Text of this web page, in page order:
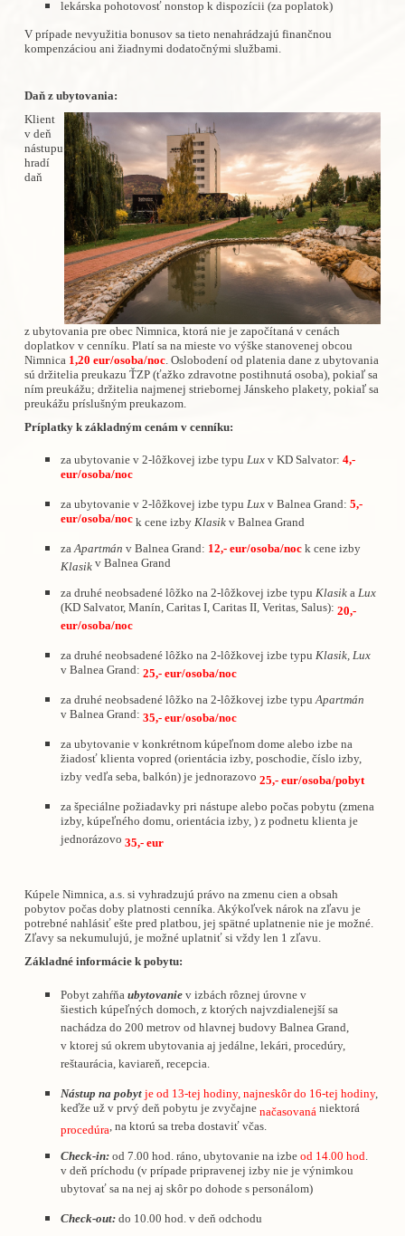
lekárska pohotovosť nonstop k dispozícii (za poplatok)
V prípade nevyužitia bonusov sa tieto nenahrádzajú finančnou
kompenzáciou ani žiadnymi dodatočnými službami.
Daň z ubytovania:
Klient
v deň
nástupu
hradí
daň
z ubytovania pre obec Nimnica, ktorá nie je započítaná v cenách
doplatkov v cenníku. Platí sa na mieste vo výške stanovenej obcou
Nimnica 1,20 eur/osoba/noc. Oslobodení od platenia dane z ubytovania
sú držitelia preukazu ŤZP (ťažko zdravotne postihnutá osoba), pokiaľ sa
ním preukážu; držitelia najmenej striebornej Jánskeho plakety, pokiaľ sa
preukážu príslušným preukazom.
Príplatky k základným cenám v cenníku:
za ubytovanie v 2-lôžkovej izbe typu Lux v KD Salvator: 4,-
eur/osoba/noc
za ubytovanie v 2-lôžkovej izbe typu Lux v Balnea Grand: 5,-
eur/osoba/noc k cene izby Klasikv Balnea Grand
zaApartmán v Balnea Grand: 12,- eur/osoba/noc k cene izby
Klasikv Balnea Grand
za druhé neobsadené lôžko na 2-lôžkovej izbe typu Klasika Lux
(KD Salvator, Manín, Caritas I, Caritas II, Veritas, Salus): 20,-
eur/osoba/noc
za druhé neobsadené lôžko na 2-lôžkovej izbe typu Klasik, Lux
v Balnea Grand: 25,- eur/osoba/noc
za druhé neobsadené lôžko na 2-lôžkovej izbe typuApartmán
v Balnea Grand: 35,- eur/osoba/noc
za ubytovanie v konkrétnom kúpeľnom dome alebo izbe na
žiadosť klienta vopred (orientácia izby, poschodie, číslo izby,
izby vedľa seba, balkón) je jednorazovo 25,- eur/osoba/pobyt
za špeciálne požiadavky pri nástupe alebo počas pobytu (zmena
izby, kúpeľného domu, orientácia izby, ) z podnetu klienta je
jednorázovo 35,- eur
Kúpele Nimnica, a.s. si vyhradzujú právo na zmenu cien a obsah
pobytov počas doby platnosti cenníka. Akýkoľvek nárok na zľavu je
potrebné nahlásiť ešte pred platbou, jej spätné uplatnenie nie je možné.
Zľavy sa nekumulujú, je možné uplatniť si vždy len 1 zľavu.
Základné informácie k pobytu:
Pobyt zahŕňa ubytovaniev izbách rôznej úrovne v
šiestich kúpeľných domoch, z ktorých najvzdialenejší sa
nachádza do 200 metrov od hlavnej budovy Balnea Grand,
v ktorej sú okrem ubytovania aj jedálne, lekári, procedúry,
reštaurácia, kaviareň, recepcia.
Nástup na pobyt je od 13-tej hodiny, najneskôr do 16-tej hodiny,
keďže už v prvý deň pobytu je zvyčajne načasovaná niektorá
procedúra, na ktorú sa treba dostaviť včas.
Check-in: od 7.00 hod. ráno, ubytovanie na izbe od 14.00 hod
v deň príchodu (v prípade pripravenej izby nie je výnimkou
ubytovať sa na nej aj skôr po dohode s personálom)
Check-out: do 10.00 hod. v deň odchodu